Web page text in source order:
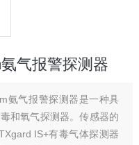
气报警探测器
氨气报警探测器是一种具
和氧气探测器。传感器的
IS+有毒气体探测器